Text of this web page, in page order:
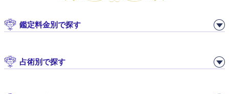
鑑定料金別で探す
占術別で探す